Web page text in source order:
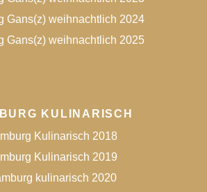
Gans(z) weihnachtlich 2024
Gans(z) weihnachtlich 2025
KULINARISCH
Kulinarisch 2018
Kulinarisch 2019
kulinarisch 2020